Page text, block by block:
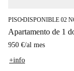
PISO■DISPONIBLE 02
Apartamento de 1
950 €/al mes
+info